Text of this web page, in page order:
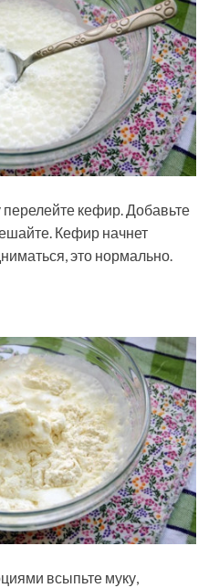
перелейте кефир. Добавьте
Кефир начнет
это нормально.
всыпьте муку,